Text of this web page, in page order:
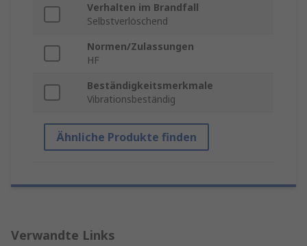
Verhalten im Brandfall
Selbstverlöschend
Normen/Zulassungen
HF
Beständigkeitsmerkmale
Vibrationsbeständig
Ähnliche Produkte finden
Verwandte Links